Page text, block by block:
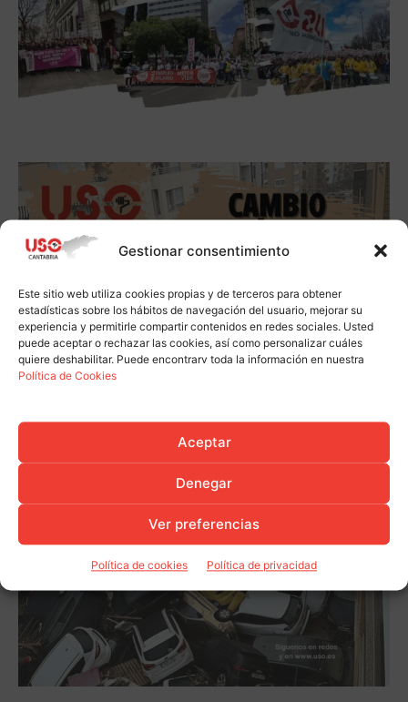
Gestionar consentimiento
Este sitio web utiliza cookies propias y de terceros para obtener
estadísticas sobre los hábitos de navegación del usuario, mejorar su
experiencia y permitirle compartir contenidos en redes sociales. Usted
puede aceptar o rechazar las cookies, así como personalizar cuáles
quiere deshabilitar. Puede encontrarv toda la información en nuestra
Política de Cookies
Aceptar
Denegar
Ver preferencias
Política de cookies Política de privacidad